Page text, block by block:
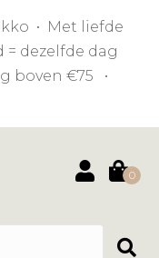
• Met liefde
dezelfde dag
boven €75 •
0